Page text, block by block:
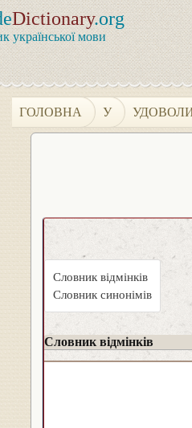
Dictionary.org
української мови
ГОЛОВНА У
Словник відмінків
Словник синонімів
Словник відмінків